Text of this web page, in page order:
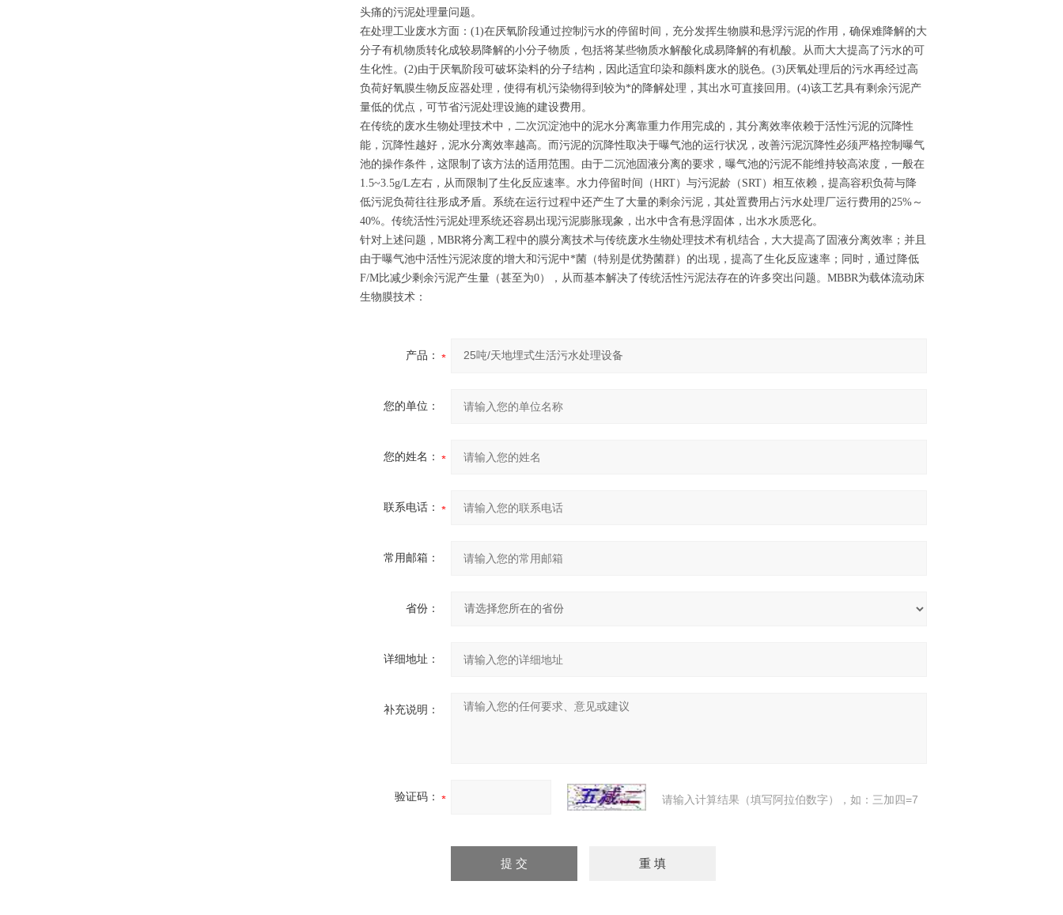
头痛的污泥处理量问题。
在处理工业废水方面：(1)在厌氧阶段通过控制污水的停留时间，充分发挥生物膜和悬浮污泥的作用，确保难降解的大
分子有机物质转化成较易降解的小分子物质，包括将某些物质水解酸化成易降解的有机酸。从而大大提高了污水的可
生化性。(2)由于厌氧阶段可破坏染料的分子结构，因此适宜印染和颜料废水的脱色。(3)厌氧处理后的污水再经过高
负荷好氧膜生物反应器处理，使得有机污染物得到较为*的降解处理，其出水可直接回用。(4)该工艺具有剩余污泥产
量低的优点，可节省污泥处理设施的建设费用。
在传统的废水生物处理技术中，二次沉淀池中的泥水分离靠重力作用完成的，其分离效率依赖于活性污泥的沉降性
能，沉降性越好，泥水分离效率越高。而污泥的沉降性取决于曝气池的运行状况，改善污泥沉降性必须严格控制曝气
池的操作条件，这限制了该方法的适用范围。由于二沉池固液分离的要求，曝气池的污泥不能维持较高浓度，一般在
1.5~3.5g/L左右，从而限制了生化反应速率。水力停留时间（HRT）与污泥龄（SRT）相互依赖，提高容积负荷与降
低污泥负荷往往形成矛盾。系统在运行过程中还产生了大量的剩余污泥，其处置费用占污水处理厂运行费用的25%～
40%。传统活性污泥处理系统还容易出现污泥膨胀现象，出水中含有悬浮固体，出水水质恶化。
针对上述问题，MBR将分离工程中的膜分离技术与传统废水生物处理技术有机结合，大大提高了固液分离效率；并且
由于曝气池中活性污泥浓度的增大和污泥中*菌（特别是优势菌群）的出现，提高了生化反应速率；同时，通过降低
F/M比减少剩余污泥产生量（甚至为0），从而基本解决了传统活性污泥法存在的许多突出问题。MBBR为载体流动床
生物膜技术：
产品：
您的单位：
您的姓名：
联系电话：
常用邮箱：
省份：
详细地址：
补充说明：
验证码： 请输入计算结果（填写阿拉伯数字），如：三加四=7